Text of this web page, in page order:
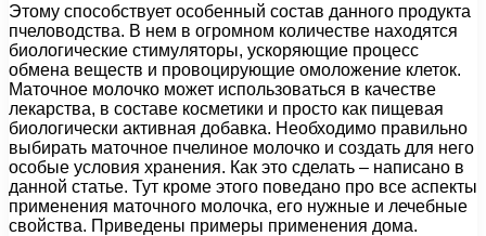
Этому способствует особенный состав данного продукта
пчеловодства. В нем в огромном количестве находятся
биологические стимуляторы, ускоряющие процесс
обмена веществ и провоцирующие омоложение клеток.
Маточное молочко может использоваться в качестве
лекарства, в составе косметики и просто как пищевая
биологически активная добавка. Необходимо правильно
выбирать маточное пчелиное молочко и создать для него
особые условия хранения. Как это сделать – написано в
данной статье. Тут кроме этого поведано про все аспекты
применения маточного молочка, его нужные и лечебные
свойства. Приведены примеры применения дома.